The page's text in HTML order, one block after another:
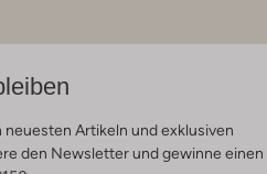
Artikeln und exklusiven
den Newsletter und gewinne einen